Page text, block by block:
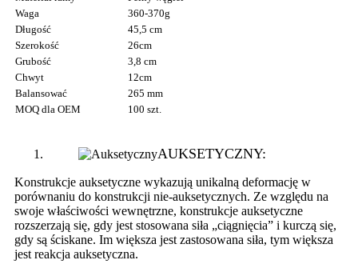
Waga
360-370g
Długość
45,5 cm
Szerokość
26cm
Grubość
3,8 cm
Chwyt
12cm
Balansować
265 mm
MOQ dla OEM
100 szt.
AUKSETYCZNY:
Konstrukcje auksetyczne wykazują unikalną deformację w
porównaniu do konstrukcji nie-auksetycznych. Ze względu na
swoje właściwości wewnętrzne, konstrukcje auksetyczne
rozszerzają się, gdy jest stosowana siła „ciągnięcia” i kurczą się,
gdy są ściskane. Im większa jest zastosowana siła, tym większa
jest reakcja auksetyczna.